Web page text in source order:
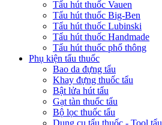
Tẩu hút thuốc Vauen
Tẩu hút thuốc Big-Ben
Tẩu hút thuốc Lubinski
Tẩu hút thuốc Handmade
Tẩu hút thuốc phổ thông
Phụ kiện tẩu thuốc
Bao da đựng tẩu
Khay đựng thuốc tẩu
Bật lửa hút tẩu
Gạt tàn thuốc tẩu
Bộ lọc thuốc tẩu
Dụng cụ tẩu thuốc - Tool tẩu